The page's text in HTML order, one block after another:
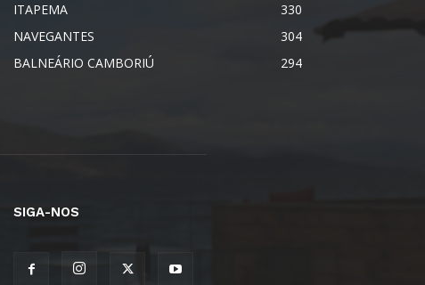
ITAPEMA
330
NAVEGANTES
304
BALNEÁRIO CAMBORIÚ
294
SIGA-NOS